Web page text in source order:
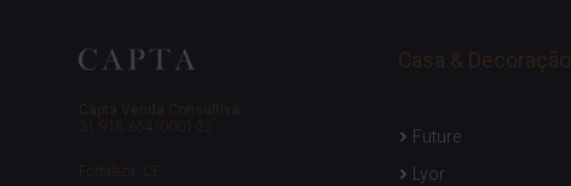
Capta Venda Consultiva.
31.918.654/0001-22
Fortaleza, CE,
Casa & Decoração
Future
Lyor